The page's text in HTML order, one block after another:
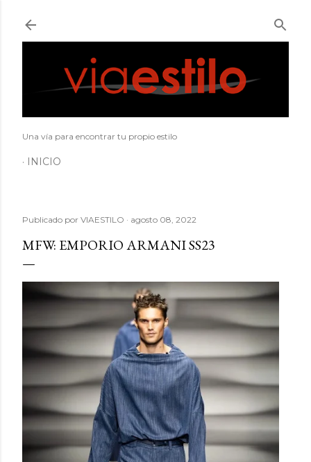
Una vía para encontrar tu propio estilo
INICIO
Publicado por VIAESTILO agosto 08, 2022
MFW: EMPORIO ARMANI SS23